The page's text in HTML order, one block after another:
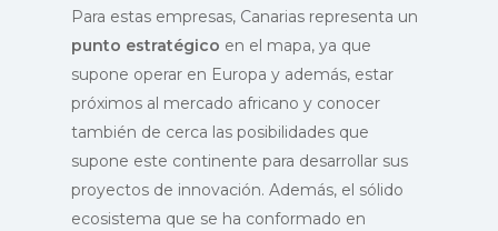
Para estas empresas, Canarias representa un
punto estratégico en el mapa, ya que
supone operar en Europa y además, estar
próximos al mercado africano y conocer
también de cerca las posibilidades que
supone este continente para desarrollar sus
proyectos de innovación. Además, el sólido
ecosistema que se ha conformado en